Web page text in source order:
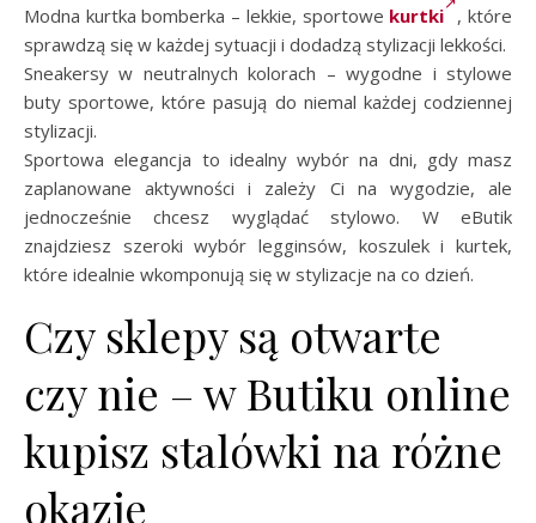
Modna kurtka bomberka – lekkie, sportowe kurtki , które
sprawdzą się w każdej sytuacji i dodadzą stylizacji lekkości.
Sneakersy w neutralnych kolorach – wygodne i stylowe
buty sportowe, które pasują do niemal każdej codziennej
stylizacji.
Sportowa elegancja to idealny wybór na dni, gdy masz
zaplanowane aktywności i zależy Ci na wygodzie, ale
jednocześnie chcesz wyglądać stylowo. W eButik
znajdziesz szeroki wybór legginsów, koszulek i kurtek,
które idealnie wkomponują się w stylizacje na co dzień.
Czy sklepy są otwarte
czy nie – w Butiku online
kupisz stalówki na różne
okazje